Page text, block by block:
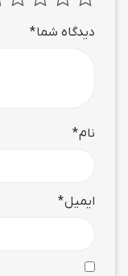
دیدگاه شما*
نام*
ایمیل*